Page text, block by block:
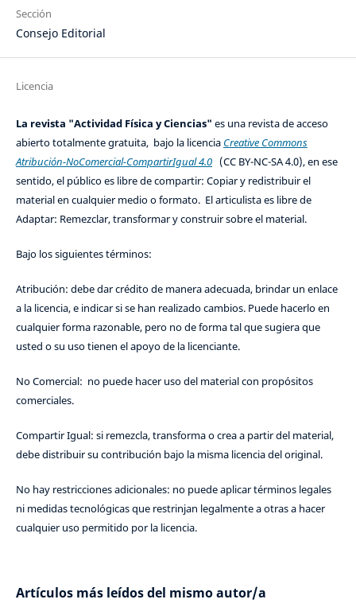
Sección
Consejo Editorial
Licencia
La revista "Actividad Física y Ciencias" es una revista de acceso
abierto totalmente gratuita, bajo la licencia Creative Commons
Atribución-NoComercial-CompartirIgual 4.0(CC BY-NC-SA 4.0), en ese
sentido, el público es libre de compartir: Copiar y redistribuir el
material en cualquier medio o formato. El articulista es libre de
Adaptar: Remezclar, transformar y construir sobre el material.
Bajo los siguientes términos:
Atribución: debe dar crédito de manera adecuada, brindar un enlace
a la licencia, e indicar si se han realizado cambios. Puede hacerlo en
cualquier forma razonable, pero no de forma tal que sugiera que
usted o su uso tienen el apoyo de la licenciante.
No Comercial: no puede hacer uso del material con propósitos
comerciales.
Compartir Igual: si remezcla, transforma o crea a partir del material,
debe distribuir su contribución bajo la misma licencia del original.
No hay restricciones adicionales: no puede aplicar términos legales
ni medidas tecnológicas que restrinjan legalmente a otras a hacer
cualquier uso permitido por la licencia.
Artículos más leídos del mismo autor/a